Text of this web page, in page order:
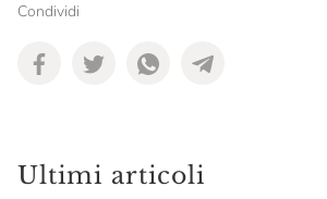
Condividi
Ultimi articoli